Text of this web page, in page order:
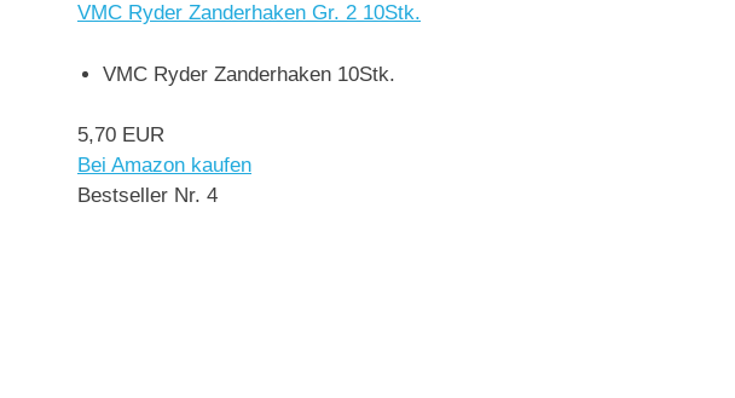
VMC Ryder Zanderhaken Gr. 2 10Stk.
VMC Ryder Zanderhaken 10Stk.
5,70 EUR
Bei Amazon kaufen
Bestseller Nr. 4